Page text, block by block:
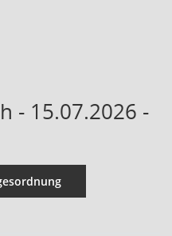
- 15.07.2026 -